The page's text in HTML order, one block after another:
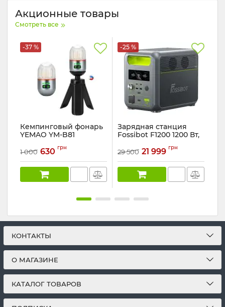
Акционные товары
Смотреть все
-37 %
Кемпинговый фонарь
YEMAO YM-B81
Артикул:YM-B81
1 000 630 грн
-25 %
Зарядная станция
Fossibot F1200 1200 Вт,
UPS), зеленая
Артикул:F1200
29 500 21 999 грн
КОНТАКТЫ
О МАГАЗИНЕ
КАТАЛОГ ТОВАРОВ